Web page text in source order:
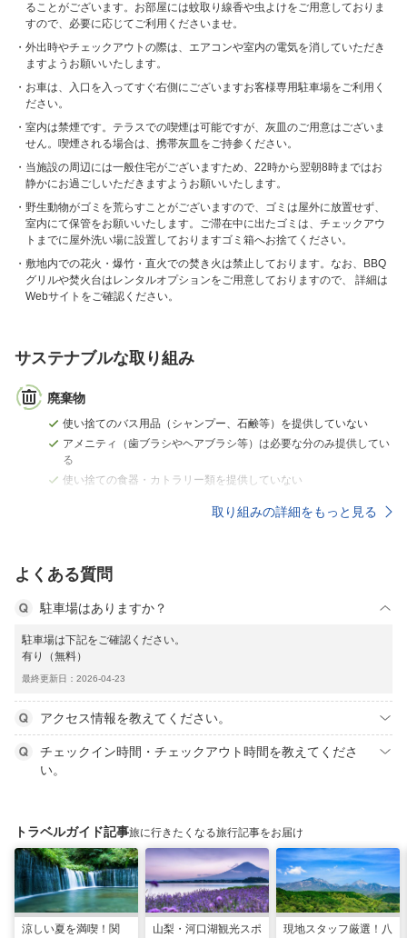
ることがございます。お部屋には蚊取り線香や虫よけをご用意しておりま
すので、必要に応じてご利用くださいませ。
外出時やチェックアウトの際は、エアコンや室内の電気を消していただき
ますようお願いいたします。
お車は、入口を入ってすぐ右側にございますお客様専用駐車場をご利用く
ださい。
室内は禁煙です。テラスでの喫煙は可能ですが、灰皿のご用意はございま
せん。喫煙される場合は、携帯灰皿をご持参ください。
当施設の周辺には一般住宅がございますため、22時から翌朝8時まではお
静かにお過ごしいただきますようお願いいたします。
野生動物がゴミを荒らすことがございますので、ゴミは屋外に放置せず、
室内にて保管をお願いいたします。ご滞在中に出たゴミは、チェックアウ
トまでに屋外洗い場に設置しておりますゴミ箱へお捨てください。
敷地内での花火・爆竹・直火での焚き火は禁止しております。なお、BBQ
グリルや焚火台はレンタルオプションをご用意しておりますので、 詳細は
Webサイトをご確認ください。
サステナブルな取り組み
廃棄物
使い捨てのバス用品（シャンプー、石鹸等）を提供していない
アメニティ（歯ブラシやヘアブラシ等）は必要な分のみ提供してい
る
使い捨ての食器・カトラリー類を提供していない
取り組みの詳細をもっと見る
よくある質問
駐車場はありますか？
駐車場は下記をご確認ください。
有り（無料）
最終更新日：2026-04-23
アクセス情報を教えてください。
チェックイン時間・チェックアウト時間を教えてくださ
い。
トラベルガイド記事旅に行きたくなる旅行記事をお届け
涼しい夏を満喫！関
山梨・河口湖観光スポ
現地スタッフ厳選！八